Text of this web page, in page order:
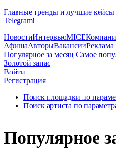
Главные тренды и лучшие
Telegram!
НовостиИнтервьюMICE
АфишаАвторыВакансииРеклама
Популярное за месяц Самое
Золотой запас
Войти
Регистрация
Поиск площадки по
Поиск артиста по
Популярное